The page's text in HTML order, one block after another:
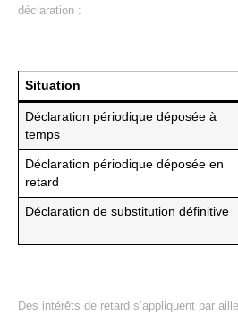
déclaration :
Situation
Déclaration périodique déposée à
temps
Déclaration périodique déposée en
retard
Déclaration de substitution définitive
Des intérêts de retard s’appliquent par